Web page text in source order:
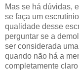
Mas se há dúvidas,
se faça um
qualidade desse
perguntar se a
ser considerada
quando não há a
completamente